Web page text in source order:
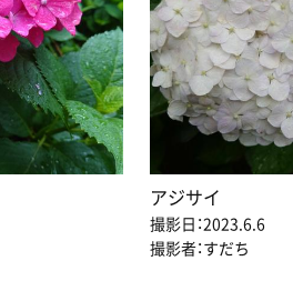
アジサイ
撮影日：2023.6.6
撮影者：すだち